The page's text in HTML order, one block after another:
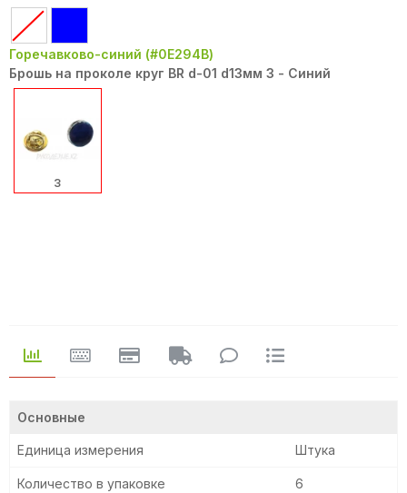
Основные
Единица измерения Штука
Количество в упаковке 6
Горечавково-синий (#0E294B)
Брошь на проколе круг BR d-01 d13мм 3 - Синий
3